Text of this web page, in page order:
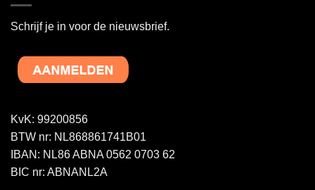
Schrijf je in voor de nieuwsbrief.
KvK: 99200856
BTW nr: NL868861741B01
IBAN: NL86 ABNA 0562 0703 62
BIC nr: ABNANL2A